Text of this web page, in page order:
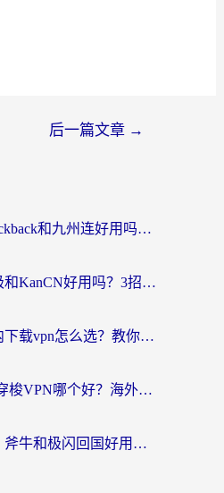
后一篇文章 →
海外党必看：Quickback和九州连好用吗？3步选对回国加速器实现无缝刷国内资源
海外党必看：云极和KanCN好用吗？3招教你选对回国加速器（附免费VPN避坑指南）
海外党必看：国内下载vpn怎么选？教你无缝访问国内资源的实用指南
Quickback和极速穿梭VPN哪个好？海外党亲测3招选对回国加速器，看这篇就够了
海外党避坑指南：斧牛和极闪回国好用吗？选对加速器才能无缝刷剧玩游戏